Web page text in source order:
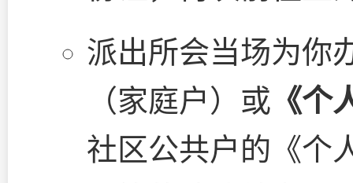
派出所会当场为你
（家庭户）或 《个
社区公共户的《个